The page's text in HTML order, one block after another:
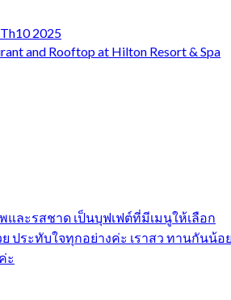
2025
and Rooftop at Hilton Resort & Spa
ละรสชาด เป็นบุฟเฟต์ที่มีเมนูให้เลือก
ย ประทับใจทุกอย่างค่ะ เราสว ทานกันน้อ
ะ